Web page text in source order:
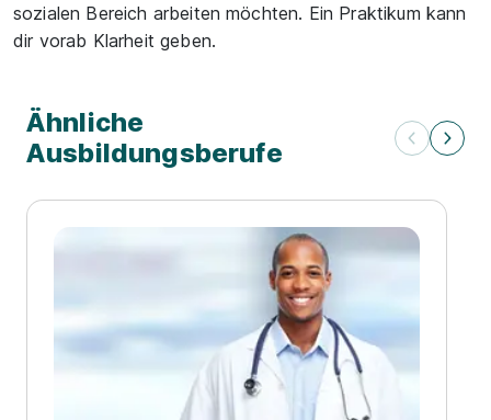
sozialen Bereich arbeiten möchten. Ein Praktikum kann
dir vorab Klarheit geben.
Ähnliche
Ausbildungsberufe